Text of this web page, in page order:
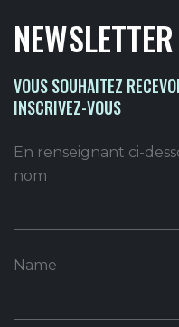
NEWSLETTER
VOUS SOUHAITEZ
INSCRIVEZ-VOUS
En renseignant ci-
nom
Name